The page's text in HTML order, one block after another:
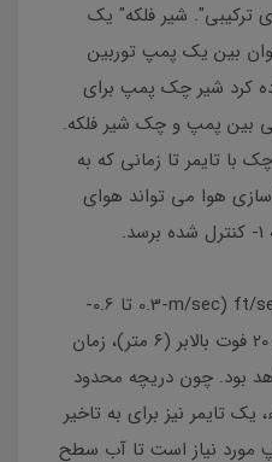
ترکیبی". شیر فلکه" یک
بین یک پمپ توربین
کرد شیر چک پمپ برای
بین پمپ و چک شیر فلکه.
با تایمر تا زمانی که به
هوا می تواند هوای
سرعت جریان ft/sec تا 2-ft/sec (0.3-m/sec تا 0.6-
m/sec) در ستون پمپ. برای 20 فوت بالابر (6 متر)، زمان
20 ثانیه خواهد بود. چون دریچه محدود
تایمر نیز برای به تاخیر
مورد نیاز است تا آب سطح